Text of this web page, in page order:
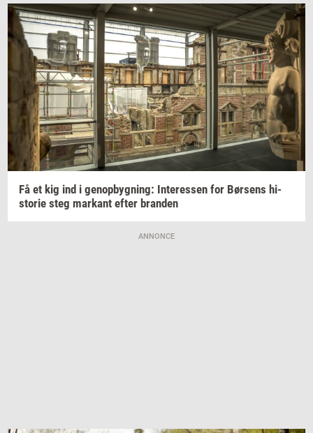
Få et kig ind i genop­byg­ning: In­ter­es­sen for Bør­sens hi­
sto­rie steg mar­kant efter bran­den
ANNONCE